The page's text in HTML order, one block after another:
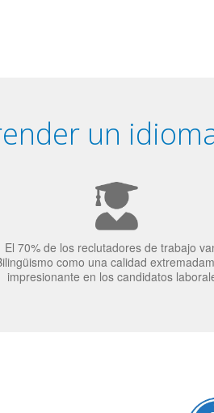
un
El 70% de los reclutadores de trabajo
como una calidad
impresionante en los candidatos